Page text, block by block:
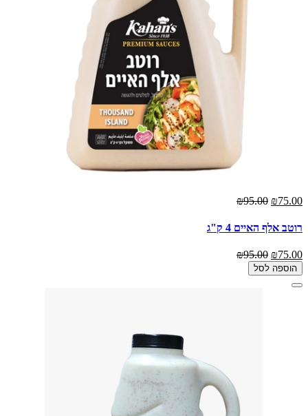
₪75.00
₪95.00
רוטב אלף האיים 4 ק"ג
₪75.00
₪95.00
הוספה לסל